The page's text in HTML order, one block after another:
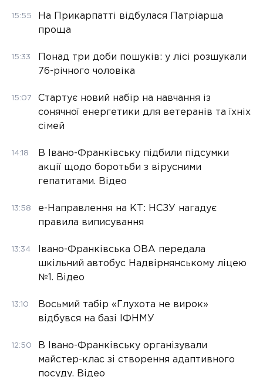
15:55
На Прикарпатті відбулася Патріарша
проща
15:33
Понад три доби пошуків: у лісі розшукали
76-річного чоловіка
15:07
Стартує новий набір на навчання із
сонячної енергетики для ветеранів та їхніх
сімей
14:18
В Івано-Франківську підбили підсумки
акції щодо боротьби з вірусними
гепатитами. Відео
13:58
е-Направлення на КТ: НСЗУ нагадує
правила виписування
13:34
Івано-Франківська ОВА передала
шкільний автобус Надвірнянському ліцею
№1. Відео
13:10
Восьмий табір «Глухота не вирок»
відбувся на базі ІФНМУ
12:50
В Івано-Франківську організували
майстер-клас зі створення адаптивного
посуду. Відео